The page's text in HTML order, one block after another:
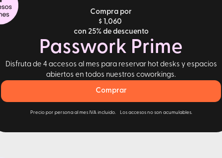
Compra por
$ 1,060
con 25% de descuento
Passwork Prime
Disfruta de 4 accesos al mes para reservar hot desks y espacios
abiertos en todos nuestros coworkings.
Comprar
Precio por persona al mes IVA incluido. Los accesos no son acumulables.